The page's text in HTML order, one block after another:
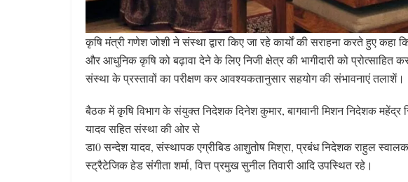
कृषि मंत्री गणेश जोशी ने संस्था द्वारा किए जा रहे कार्यों की सराहना करते हुए
और आधुनिक कृषि को बढ़ावा देने के लिए निजी क्षेत्र की भागीदारी को प्रोत्साहित
संस्था के प्रस्तावों का परीक्षण कर आवश्यकतानुसार सहयोग की संभावनाएं तलाशें।
बैठक में कृषि विभाग के संयुक्त निदेशक दिनेश कुमार, बागवानी मिशन निदेशक महेंद्र
यादव सहित संस्था की ओर से
डा0 सन्देश यादव, संस्थापक एग्रीबिड आशुतोष मिश्रा, प्रबंध निदेशक राहुल
स्ट्रैटेजिक हेड संगीता शर्मा, वित्त प्रमुख सुनील तिवारी आदि उपस्थित रहे।